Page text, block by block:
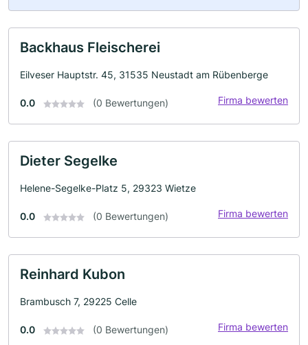
Backhaus Fleischerei
Eilveser Hauptstr. 45, 31535 Neustadt am Rübenberge
0.0 (0 Bewertungen) Firma bewerten
Dieter Segelke
Helene-Segelke-Platz 5, 29323 Wietze
0.0 (0 Bewertungen) Firma bewerten
Reinhard Kubon
Brambusch 7, 29225 Celle
0.0 (0 Bewertungen) Firma bewerten